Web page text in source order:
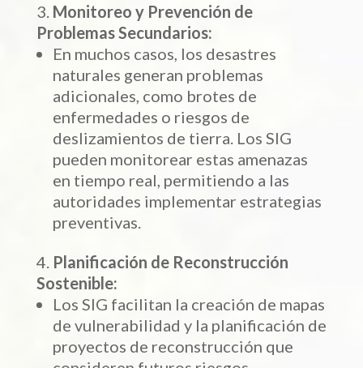
Monitoreo y Prevención de
Problemas Secundarios:
En muchos casos, los desastres
naturales generan problemas
adicionales, como brotes de
enfermedades o riesgos de
deslizamientos de tierra. Los SIG
pueden monitorear estas amenazas
en tiempo real, permitiendo a las
autoridades implementar estrategias
preventivas.
Planificación de Reconstrucción
Sostenible:
Los SIG facilitan la creación de mapas
de vulnerabilidad y la planificación de
proyectos de reconstrucción que